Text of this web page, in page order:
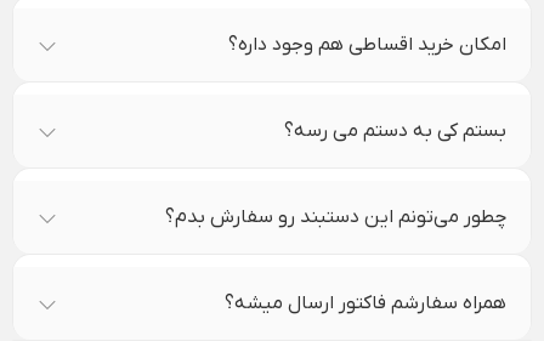
امکان خرید اقساطی هم وجود داره؟
بستم کی به دستم می رسه؟
چطور می‌تونم این دستبند رو سفارش بدم؟
همراه سفارشم فاکتور ارسال میشه؟